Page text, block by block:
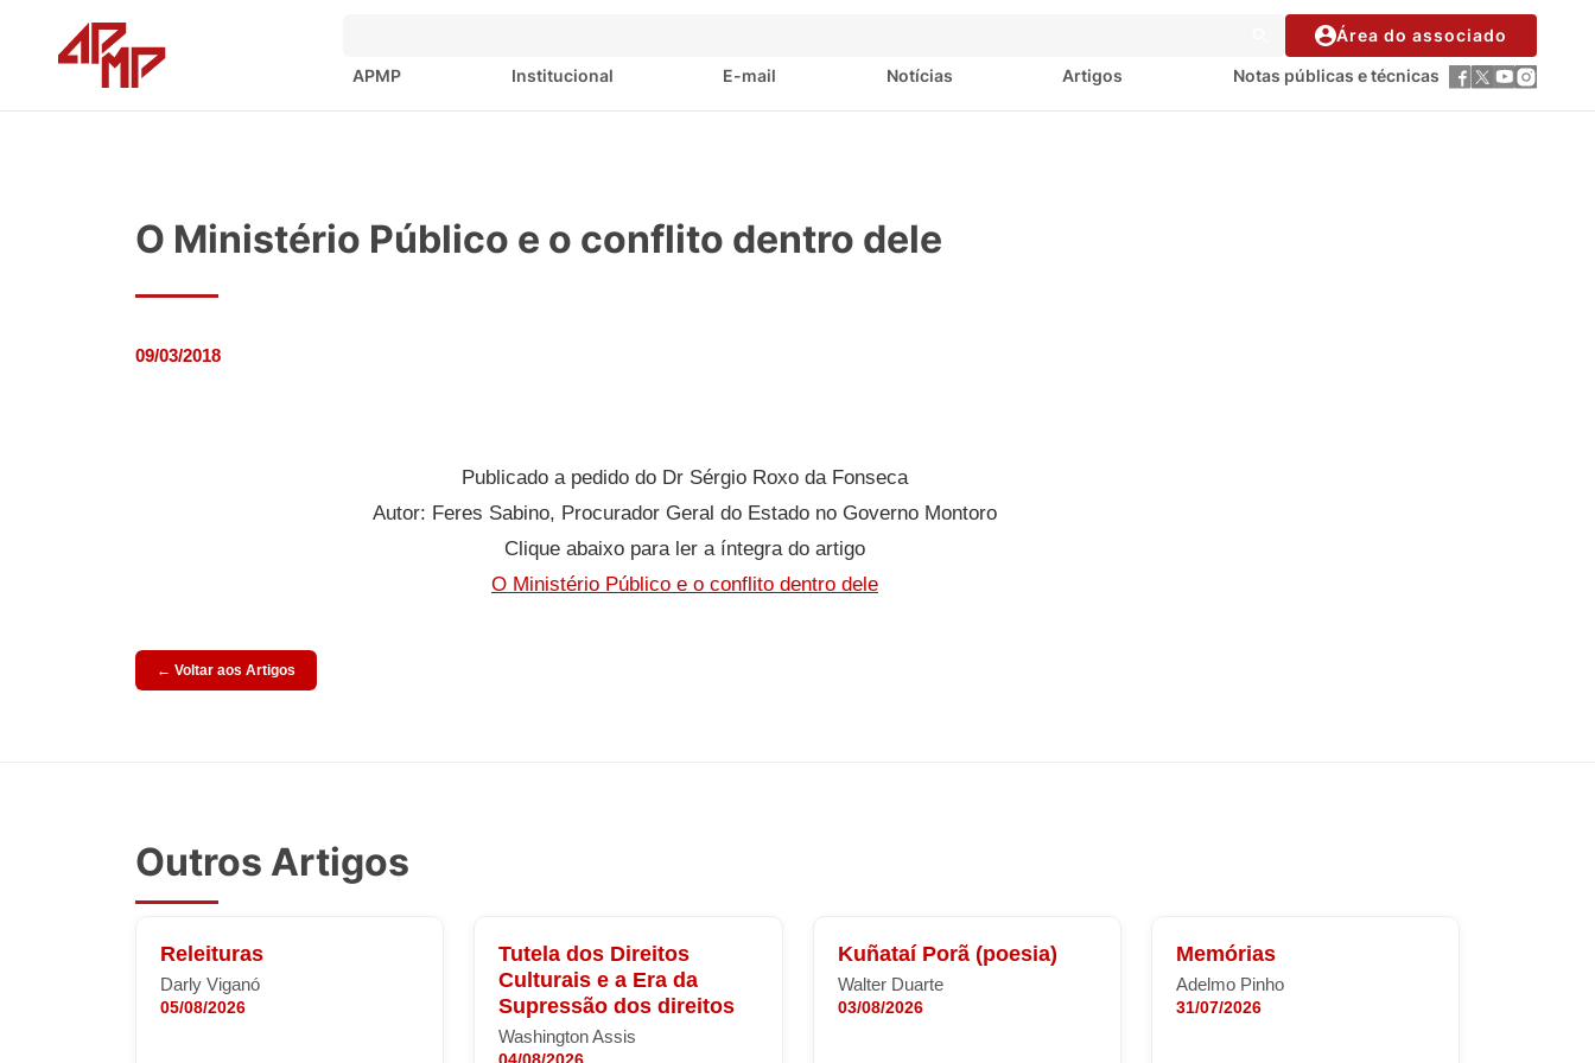
Área do associado
APMP
Institucional E-mail Notícias Artigos Notas públicas e técnicas
O Ministério Público e o conflito dentro dele
09/03/2018
Publicado a pedido do Dr Sérgio Roxo da Fonseca
Autor: Feres Sabino, Procurador Geral do Estado no Governo Montoro
Clique abaixo para ler a íntegra do artigo
O Ministério Público e o conflito dentro dele
← Voltar aos Artigos
Outros Artigos
Releituras
Darly Viganó
05/08/2026
Tutela dos Direitos
Culturais e a Era da
Supressão dos direitos
Washington Assis
Kuñataí Porã (poesia)
Walter Duarte
03/08/2026
Memórias
Adelmo Pinho
31/07/2026